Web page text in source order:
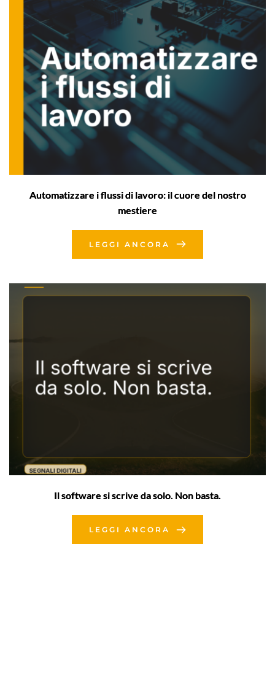
Automatizzare i flussi di lavoro: il cuore del nostro
mestiere
LEGGI ANCORA
Il software si scrive da solo. Non basta.
LEGGI ANCORA